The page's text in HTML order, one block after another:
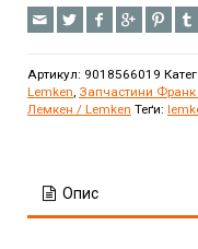
Артикул: 9018566019
Lemken, Запчастини Франк
Лемкен / Lemken Теґи:
Опис